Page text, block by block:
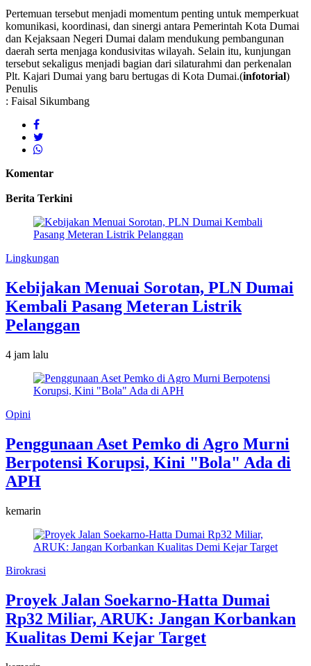
Pertemuan tersebut menjadi momentum penting untuk memperkuat
komunikasi, koordinasi, dan sinergi antara Pemerintah Kota Dumai
dan Kejaksaan Negeri Dumai dalam mendukung pembangunan
daerah serta menjaga kondusivitas wilayah. Selain itu, kunjungan
tersebut sekaligus menjadi bagian dari silaturahmi dan perkenalan
Plt. Kajari Dumai yang baru bertugas di Kota Dumai.(infotorial)
Penulis
: Faisal Sikumbang
Komentar
Berita Terkini
Lingkungan
Kebijakan Menuai Sorotan, PLN Dumai
Kembali Pasang Meteran Listrik
Pelanggan
4 jam lalu
Opini
Penggunaan Aset Pemko di Agro Murni
Berpotensi Korupsi, Kini "Bola" Ada di
APH
kemarin
Birokrasi
Proyek Jalan Soekarno-Hatta Dumai
Rp32 Miliar, ARUK: Jangan Korbankan
Kualitas Demi Kejar Target